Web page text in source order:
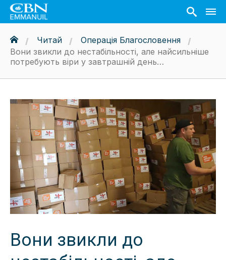
Читай
Операція Благословення
Вони звикли до нестабільності, але найсильніше
потребують віри у завтрашній день…
Вони звикли до